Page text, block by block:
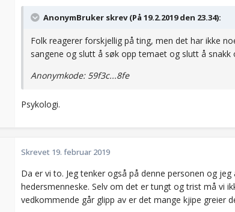
AnonymBruker skrev (På 19.2.2019 den 23.34):
Folk reagerer forskjellig på ting, men det har ikke
sangene og slutt å søk opp temaet og slutt å
Anonymkode: 59f3c...8fe
Psykologi.
Skrevet 19. februar 2019
Da er vi to. Jeg tenker også på denne personen og
hedersmenneske. Selv om det er tungt og trist må vi
vedkommende går glipp av er det mange kjipe greier